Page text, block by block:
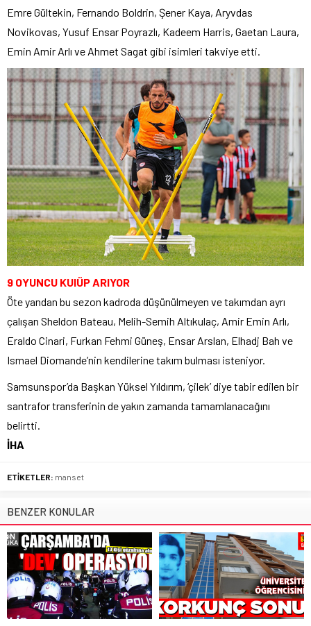
Emre Gültekin, Fernando Boldrin, Şener Kaya, Aryvdas
Novikovas, Yusuf Ensar Poyrazlı, Kadeem Harris, Gaetan Laura,
Emin Amir Arlı ve Ahmet Sagat gibi isimleri takviye etti.
9 OYUNCU KUlÜP ARIYOR
Öte yandan bu sezon kadroda düşünülmeyen ve takımdan ayrı
çalışan Sheldon Bateau, Melih-Semih Altıkulaç, Amir Emin Arlı,
Eraldo Cinari, Furkan Fehmi Güneş, Ensar Arslan, Elhadj Bah ve
Ismael Diomande’nin kendilerine takım bulması isteniyor.
Samsunspor’da Başkan Yüksel Yıldırım, ‘çilek’ diye tabir edilen bir
santrafor transferinin de yakın zamanda tamamlanacağını
belirtti.
İHA
ETİKETLER: manset
BENZER KONULAR